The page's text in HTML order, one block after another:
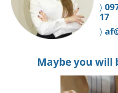
〉
17
〉
Maybe you will